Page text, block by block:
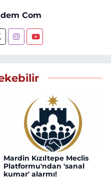
Com
Mardin Kızıltepe Meclis
Platformu'ndan 'sanal
kumar' alarmı!